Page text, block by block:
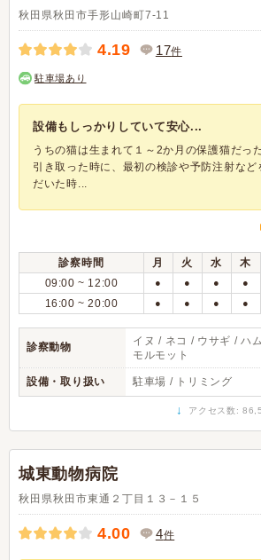
秋田県秋田市手形山崎町7-11
4.19 17件
駐車場あり
設備もしっかりしていて安心...
うちの猫は生まれて１～2か月の保護猫だっ
引き取った時に、最初の検診や予防注射など
だいた時...
診察時間 月 火 水 木
09:00 ~ 12:00
● ● ● ●
16:00 ~ 20:00 ● ● ● ●
診察動物
イヌ / ネコ / ウサギ / ハ
モルモット
設備・取り扱い 駐車場 / トリミング
↓ アクセス数:
城東動物病院
秋田県秋田市東通２丁目１３－１５
4.00 4件